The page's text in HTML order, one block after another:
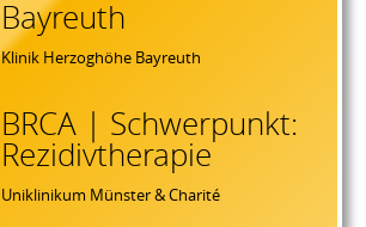
Bayreuth
Klinik Herzoghöhe Bayreuth
BRCA | Schwerpunkt:
Rezidivtherapie
Uniklinikum Münster & Charité